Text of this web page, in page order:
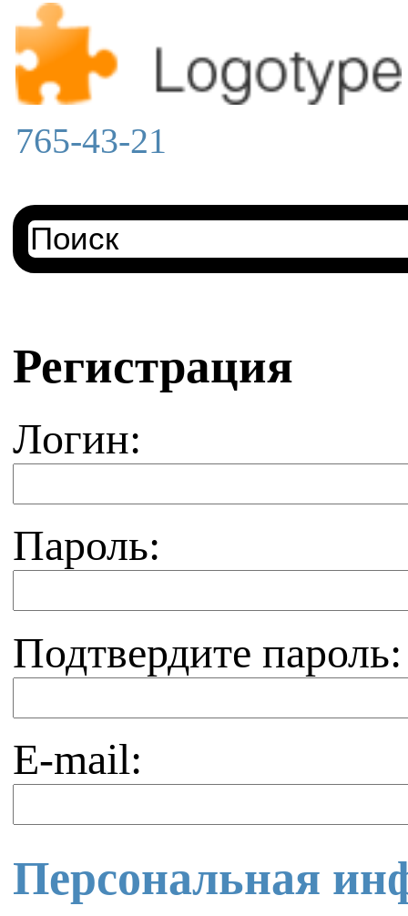
765-43-21
Регистрация
Логин:
Пароль:
Подтвердите пароль:
E-mail:
Персональная